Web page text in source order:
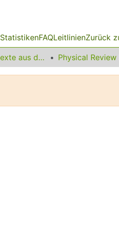
StatistikenFAQLeitlinienZurück
Sonstige Volltexte aus dem Bibliotheksangebot Physical